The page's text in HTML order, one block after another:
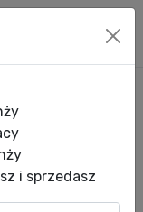
i sprzedasz